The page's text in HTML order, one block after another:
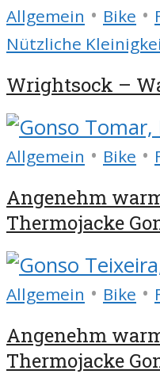
Allgemein • Bike •
Nützliche
Wrightsock –
Allgemein • Bike •
Angenehm
Thermojacke
Allgemein • Bike •
Angenehm
Thermojacke